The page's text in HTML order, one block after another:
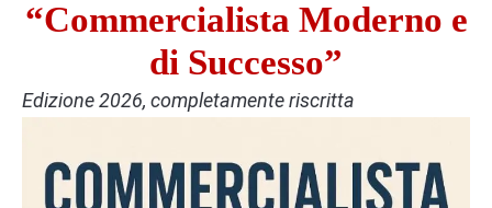
“Commercialista Moderno e
di Successo”
Edizione 2026, completamente riscritta